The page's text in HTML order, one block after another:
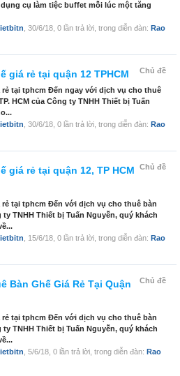
cụ làm tiệc buffet mỗi lúc một tăng
30/6/18 , 0 lần trả lời, trong diễn đàn: Rao
Chủ đề
giá rẻ tại quận 12 TPHCM
rẻ tại tphcm Đến ngay với dịch vụ cho thuê
HCM của Công ty TNHH Thiết bị Tuấn
30/6/18 , 0 lần trả lời, trong diễn đàn: Rao
Chủ đề
giá rẻ tại quận 12, TP HCM
rẻ tại tphcm Đến với dịch vụ cho thuê bàn
ty TNHH Thiết bị Tuấn Nguyễn, quý khách
15/6/18 , 0 lần trả lời, trong diễn đàn: Rao
Chủ đề
Bàn Ghế Giá Rẻ Tại Quận
rẻ tại tphcm Đến với dịch vụ cho thuê bàn
ty TNHH Thiết bị Tuấn Nguyễn, quý khách
5/6/18 , 0 lần trả lời, trong diễn đàn: Rao